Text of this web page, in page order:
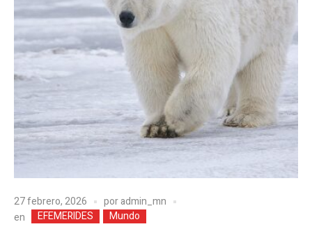
27 febrero, 2026 poradmin_mn
en
EFEMERIDES Mundo